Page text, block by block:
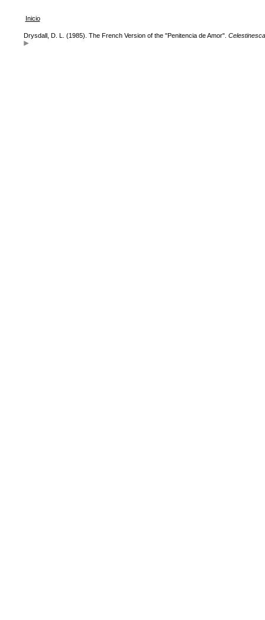
Inicio
Drysdall, D. L. (1985). The French Version of the "Penitencia de Amor". Celestinesca